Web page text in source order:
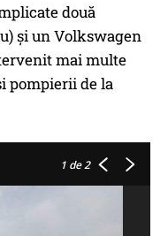
două
şi un Volkswagen
mai multe
pompierii de la
1 de 2